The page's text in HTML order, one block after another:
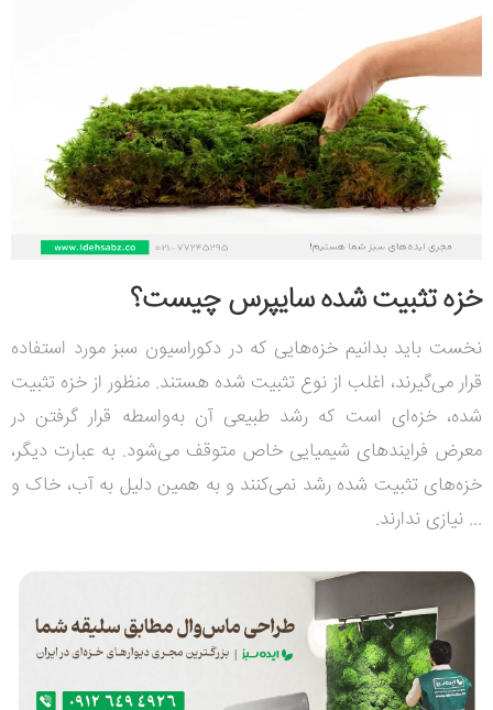
خزه تثبیت شده سایپرس چیست؟
نخست باید بدانیم خزه‌هایی که در دکوراسیون سبز مورد استفاده
قرار می‌گیرند، اغلب از نوع تثبیت شده هستند. منظور از خزه تثبیت
شده، خزه‌ای است که رشد طبیعی آن به‌واسطه قرار گرفتن در
معرض فرایندهای شیمیایی خاص متوقف می‌شود. به عبارت دیگر،
خزه‌های تثبیت شده رشد نمی‌کنند و به همین دلیل به آب، خاک و
... نیازی ندارند.